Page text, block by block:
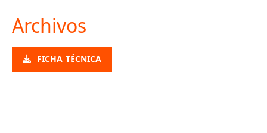
Archivos
FICHA TÉCNICA